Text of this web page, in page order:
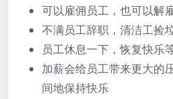
可以雇佣员工，也可以解
不满员工辞职，清洁工捡
员工休息一下，恢复快乐等
加薪会给员工带来更大的
间地保持快乐